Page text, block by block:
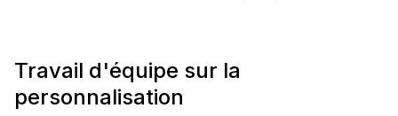
Travail d'équipe sur la
personnalisation